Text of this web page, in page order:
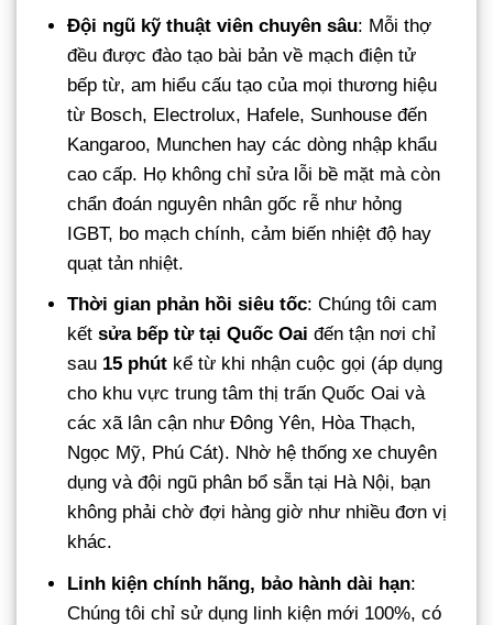
Đội ngũ kỹ thuật viên chuyên sâu: Mỗi thợ
đều được đào tạo bài bản về mạch điện tử
bếp từ, am hiểu cấu tạo của mọi thương hiệu
từ Bosch, Electrolux, Hafele, Sunhouse đến
Kangaroo, Munchen hay các dòng nhập khẩu
cao cấp. Họ không chỉ sửa lỗi bề mặt mà còn
chẩn đoán nguyên nhân gốc rễ như hỏng
IGBT, bo mạch chính, cảm biến nhiệt độ hay
quạt tản nhiệt.
Thời gian phản hồi siêu tốc: Chúng tôi cam
kếtsửa bếp từ tại Quốc Oai đến tận nơi chỉ
sau 15 phút kể từ khi nhận cuộc gọi (áp dụng
cho khu vực trung tâm thị trấn Quốc Oai và
các xã lân cận như Đông Yên, Hòa Thạch,
Ngọc Mỹ, Phú Cát). Nhờ hệ thống xe chuyên
dụng và đội ngũ phân bổ sẵn tại Hà Nội, bạn
không phải chờ đợi hàng giờ như nhiều đơn vị
khác.
Linh kiện chính hãng, bảo hành dài hạn:
Chúng tôi chỉ sử dụng linh kiện mới 100%, có